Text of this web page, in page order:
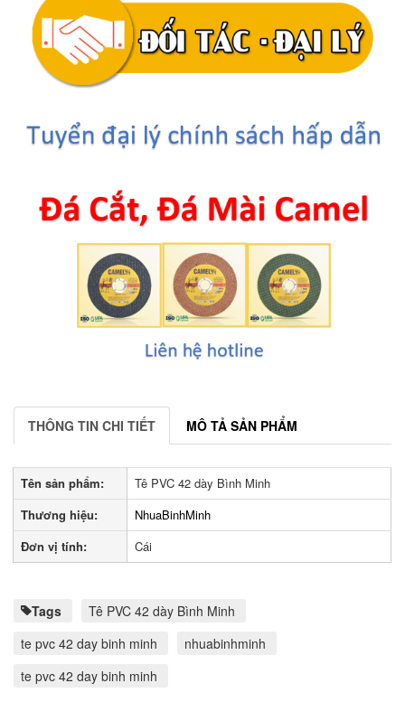
THÔNG TIN CHI TIẾT MÔ TẢ SẢN PHẨM
Tên sản phẩm:
Tê PVC 42 dày Bình Minh
Thương hiệu:
NhuaBinhMinh
Đơn vị tính:
Cái
Tags
Tê PVC 42 dày Bình Minh
te pvc 42 day binh minh
nhuabinhminh
te pvc 42 day binh minh